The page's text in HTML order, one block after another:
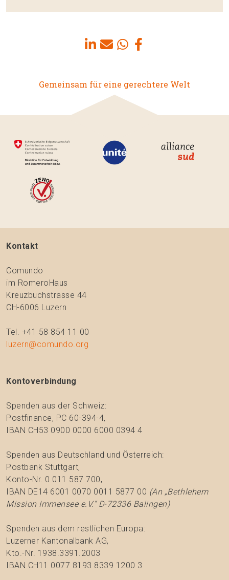
Gemeinsam für eine gerechtere Welt
Kontakt
Comundo
im RomeroHaus
Kreuzbuchstrasse 44
CH-6006 Luzern
Tel. +41 58 854 11 00
luzern@comundo.org
Kontoverbindung
Spenden aus der Schweiz:
Postfinance, PC 60-394-4,
IBAN CH53 0900 0000 6000 0394 4
Spenden aus Deutschland und Österreich:
Postbank Stuttgart,
Konto-Nr. 0 011 587 700,
IBAN DE14 6001 0070 0011 5877 00 (An „Bethlehem
Mission Immensee e.V.“ D-72336 Balingen)
Spenden aus dem restlichen Europa:
Luzerner Kantonalbank AG,
Kto.-Nr. 1938.3391.2003
IBAN CH11 0077 8193 8339 1200 3